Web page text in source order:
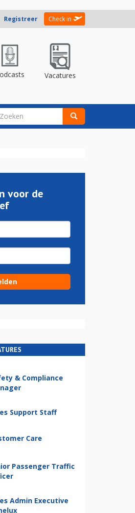
Registreer Check in
Vacatures
voor de
& Compliance
Support Staff
Care
Passenger Traffic
Admin Executive